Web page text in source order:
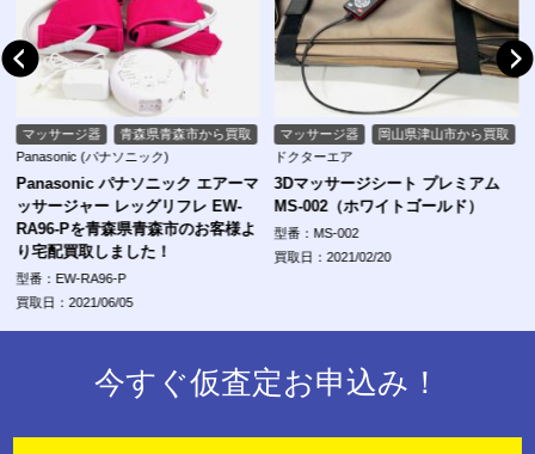
市から買取
エアーマ
レ EW-
お客様よ
マッサージ器
岡山県津山市から買取
ドクターエア
3Dマッサージシート プレミアム
MS-002（ホワイトゴールド）
型番：MS-002
買取日：2021/02/20
マッサージ器
熊本県玉名
CYBER-RELAX AS-1000
型番：AS-1000
買取日：2021/02/09
今すぐ仮査定お申込み！